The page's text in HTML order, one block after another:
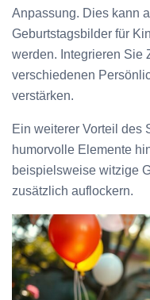
Anpassung. Dies kann
Geburtstagsbilder für
werden. Integrieren Sie
verschiedenen
verstärken.
Ein weiterer Vorteil des
humorvolle Elemente
beispielsweise witzige
zusätzlich auflockern.